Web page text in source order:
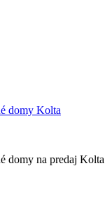
domy Kolta
domy na predaj Kolta